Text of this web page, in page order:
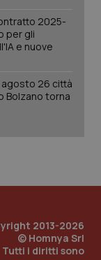
2025-
per gli
e nuove
agosto 26 città
Bolzano torna
2013-2026
© Homnya Srl
Tutti i diritti sono